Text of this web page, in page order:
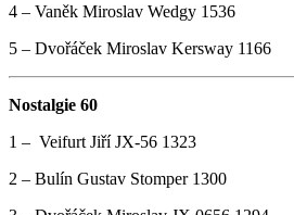
4 – Vaněk Miroslav Wedgy 1536
5 – Dvořáček Miroslav Kersway 1166
Nostalgie 60
1 – Veifurt Jiří JX-56 1323
2 – Bulín Gustav Stomper 1300